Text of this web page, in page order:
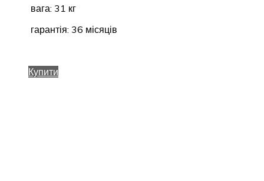
вага: 31 кг
гарантія: 36 місяців
Купити